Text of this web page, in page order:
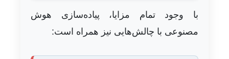
با وجود تمام مزایا، پیاده‌سازی هوش
مصنوعی با چالش‌هایی نیز همراه است: